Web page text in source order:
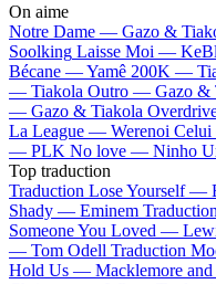
On aime
Notre Dame — Gazo &
Soolking Laisse Moi —
Bécane —Yamê 200K —
— Tiakola Outro — Gazo &
— Gazo & Tiakola
La League — Werenoi
— PLK No love — Ninho
Top traduction
Traduction Lose Yourself —
Shady — Eminem
Someone You Loved —
— Tom Odell Traduction
Hold Us — Macklemore